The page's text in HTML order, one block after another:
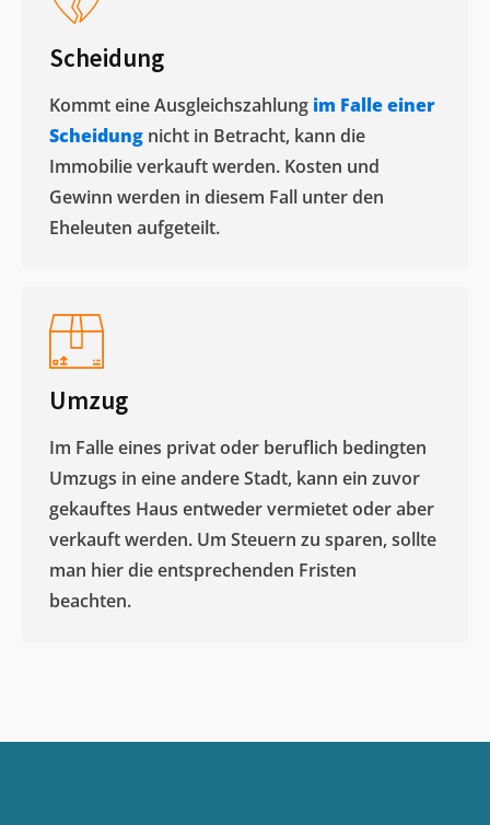
Scheidung
Kommt eine Ausgleichszahlung im Falle einer
Scheidung nicht in Betracht, kann die
Immobilie verkauft werden. Kosten und
Gewinn werden in diesem Fall unter den
Eheleuten aufgeteilt.​
Umzug
Im Falle eines privat oder beruflich bedingten
Umzugs in eine andere Stadt, kann ein zuvor
gekauftes Haus entweder vermietet oder aber
verkauft werden. Um Steuern zu sparen, sollte
man hier die entsprechenden Fristen
beachten.